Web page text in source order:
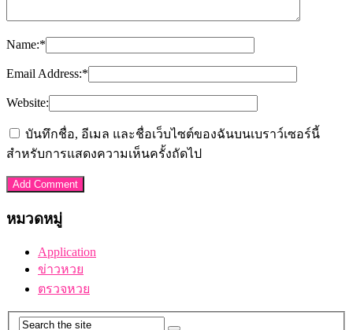
Name:*
Email Address:*
Website:
บันทึกชื่อ, อีเมล และชื่อเว็บไซต์ของฉันบนเบราว์เซอร์นี้
สำหรับการแสดงความเห็นครั้งถัดไป
หมวดหมู่
Application
ข่าวหวย
ตรวจหวย